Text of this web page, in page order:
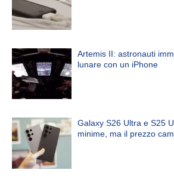
Artemis II: astronauti
lunare con un iPhone
Galaxy S26 Ultra e S25
minime, ma il prezzo